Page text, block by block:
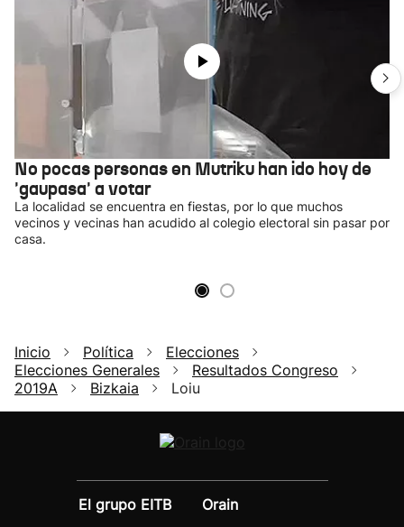
No pocas personas en Mutriku han ido hoy de
'gaupasa' a votar
La localidad se encuentra en fiestas, por lo que muchos
vecinos y vecinas han acudido al colegio electoral sin pasar por
casa.
Inicio Política
Elecciones
Elecciones Generales
Resultados Congreso
2019A
Bizkaia Loiu
El grupo EITB
Orain